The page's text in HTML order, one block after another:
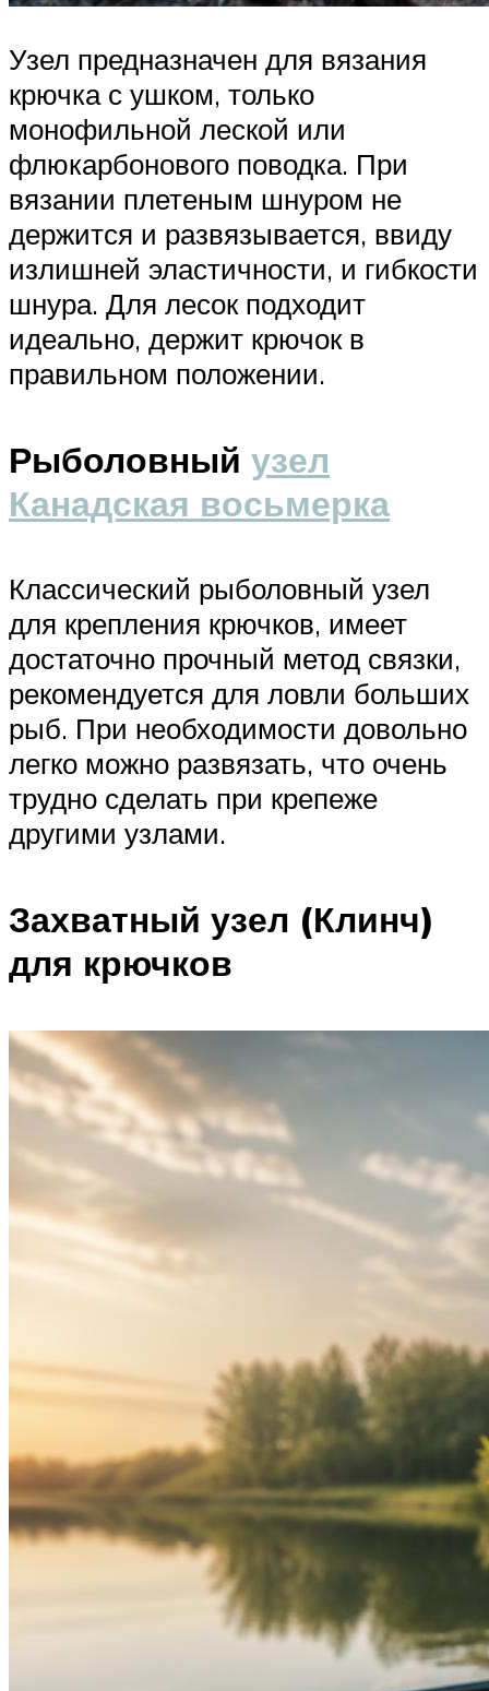
Узел предназначен для вязания
крючка с ушком, только
монофильной леской или
флюкарбонового поводка. При
вязании плетеным шнуром не
держится и развязывается, ввиду
излишней эластичности, и гибкости
шнура. Для лесок подходит
идеально, держит крючок в
правильном положении.
Рыболовный узел
Канадская восьмерка
Классический рыболовный узел
для крепления крючков, имеет
достаточно прочный метод связки,
рекомендуется для ловли больших
рыб. При необходимости довольно
легко можно развязать, что очень
трудно сделать при крепеже
другими узлами.
Захватный узел (Клинч)
для крючков